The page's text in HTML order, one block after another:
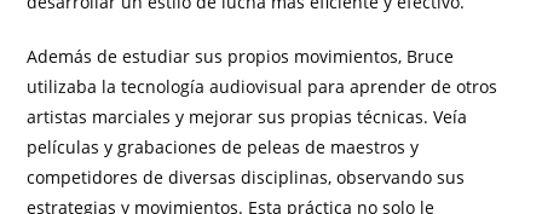
Además de estudiar sus propios movimientos, Bruce
utilizaba la tecnología audiovisual para aprender de otros
artistas marciales y mejorar sus propias técnicas. Veía
películas y grabaciones de peleas de maestros y
competidores de diversas disciplinas, observando sus
estrategias y movimientos. Esta práctica no solo le